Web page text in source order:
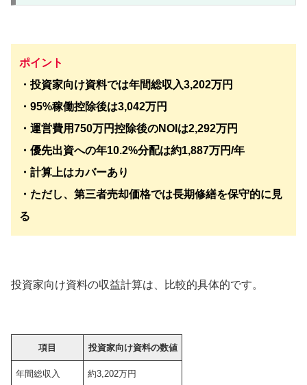
ポイント
・投資家向け資料では年間総収入3,202万円
・95%稼働控除後は3,042万円
・運営費用750万円控除後のNOIは2,292万円
・優先出資への年10.2%分配は約1,887万円/年
・計算上はカバーあり
・ただし、第三者売却価格では長期修繕を保守的に見
る
投資家向け資料の収益計算は、比較的具体的です。
項目 投資家向け資料の数値
年間総収入 約3,202万円